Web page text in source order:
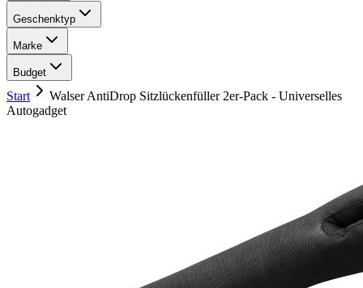
Geschenktyp
Marke
Budget
Start
Walser AntiDrop Sitzlückenfüller 2er-Pack - Universelles
Autogadget